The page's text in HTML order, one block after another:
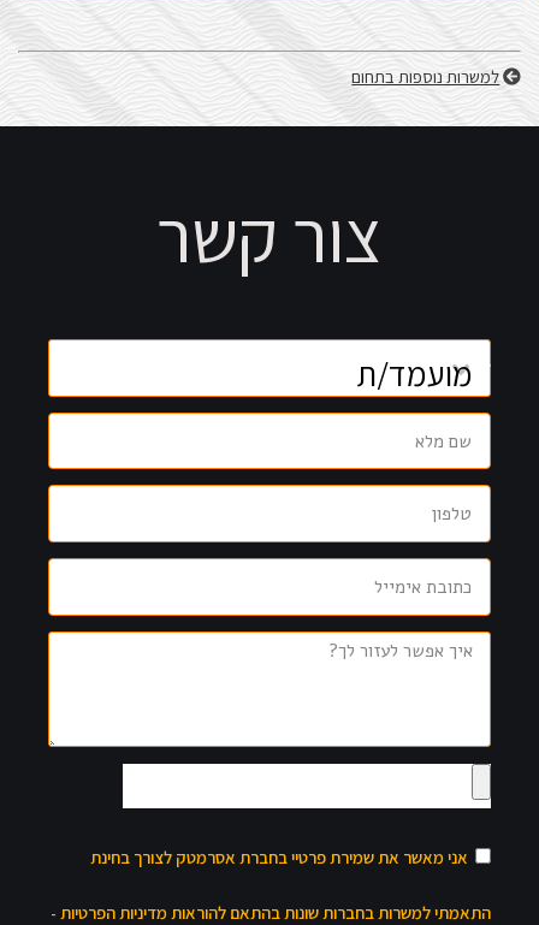
למשרות נוספות בתחום
צור קשר
אני מאשר את שמירת פרטיי בחברת אסרמטק לצורך בחינת
התאמתי למשרות בחברות שונות בהתאם להוראות מדיניות הפרטיות -